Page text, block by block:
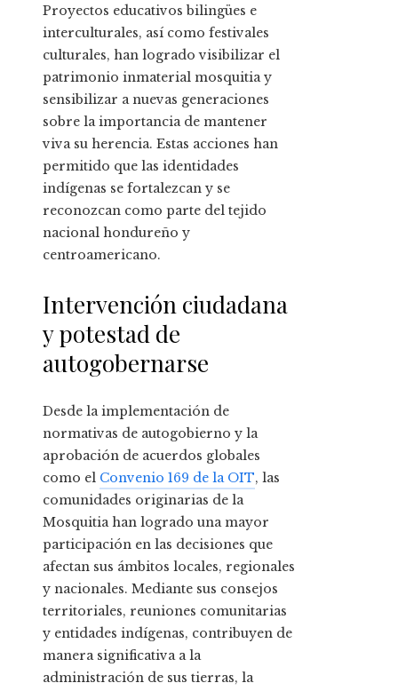
Proyectos educativos bilingües e
interculturales, así como festivales
culturales, han logrado visibilizar el
patrimonio inmaterial mosquitia y
sensibilizar a nuevas generaciones
sobre la importancia de mantener
viva su herencia. Estas acciones han
permitido que las identidades
indígenas se fortalezcan y se
reconozcan como parte del tejido
nacional hondureño y
centroamericano.
Intervención ciudadana
y potestad de
autogobernarse
Desde la implementación de
normativas de autogobierno y la
aprobación de acuerdos globales
como el Convenio 169 de la OIT, las
comunidades originarias de la
Mosquitia han logrado una mayor
participación en las decisiones que
afectan sus ámbitos locales, regionales
y nacionales. Mediante sus consejos
territoriales, reuniones comunitarias
y entidades indígenas, contribuyen de
manera significativa a la
administración de sus tierras, la